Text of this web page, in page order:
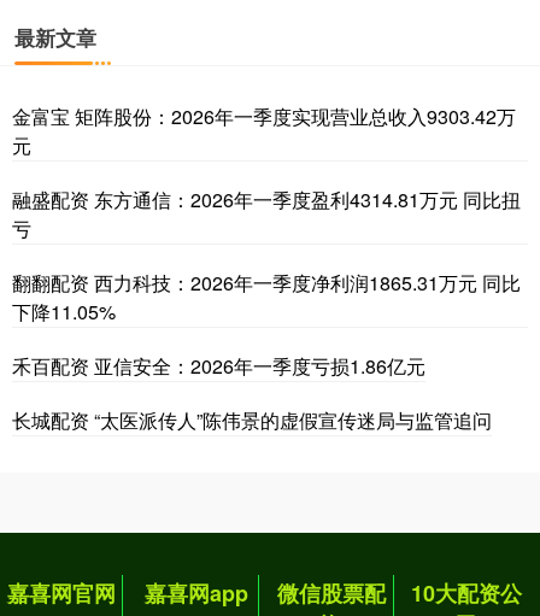
最新文章
金富宝 矩阵股份：2026年一季度实现营业总收入9303.42万
元
融盛配资 东方通信：2026年一季度盈利4314.81万元 同比扭
亏
翻翻配资 西力科技：2026年一季度净利润1865.31万元 同比
下降11.05%
禾百配资 亚信安全：2026年一季度亏损1.86亿元
长城配资 “太医派传人”陈伟景的虚假宣传迷局与监管追问
嘉喜网官网 嘉喜网app
微信股票配
10大配资公